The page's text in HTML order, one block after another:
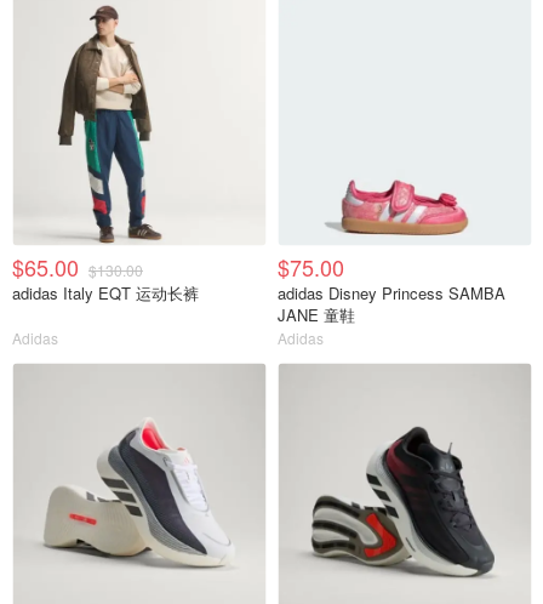
$65.00 $130.00
adidas Italy EQT 运动长裤
Adidas
$75.00
adidas Disney Princess SAMBA
JANE 童鞋
Adidas